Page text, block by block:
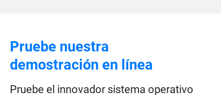
Pruebe nuestra
demostración en línea
Pruebe el innovador sistema operativo